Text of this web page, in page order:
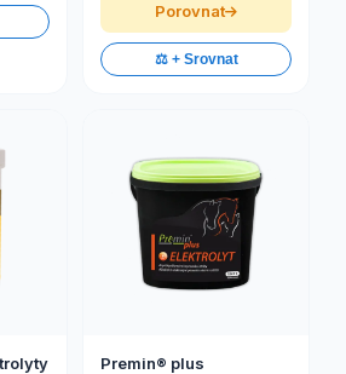
Porovnat
⚖️ + Srovnat
Premin® plus